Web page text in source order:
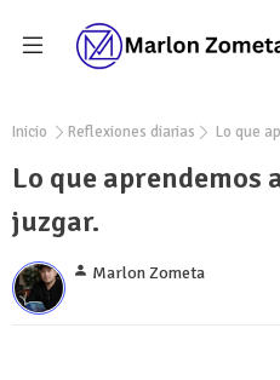
Inicio Reflexiones diarias Lo que
Lo que aprendemos
juzgar.
Marlon Zometa